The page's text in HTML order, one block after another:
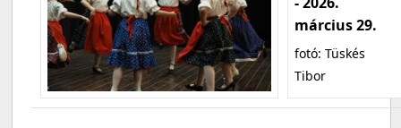
március 29.
fotó: Tüskés
Tibor